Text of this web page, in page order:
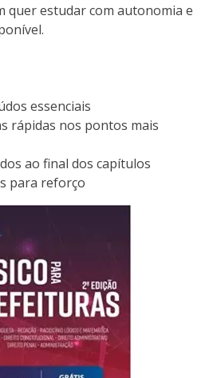
quer estudar com autonomia e
essenciais
rápidas nos pontos mais
ao final dos capítulos
para reforço